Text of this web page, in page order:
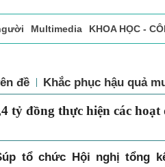
Multimedia KHOA HỌC -
đề Khắc phục hậu quả
tỷ đồng thực hiện các hoạt
tổ chức Hội nghị tổng